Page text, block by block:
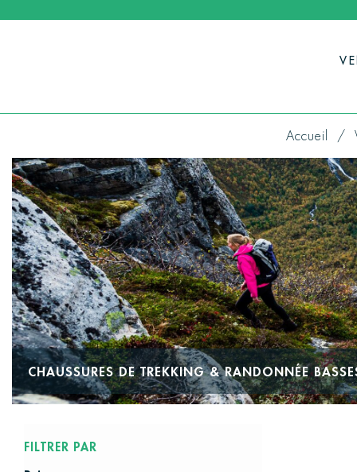
Accueil
CHAUSSURES DE TREKKING & RANDONNÉE
FILTRER PAR